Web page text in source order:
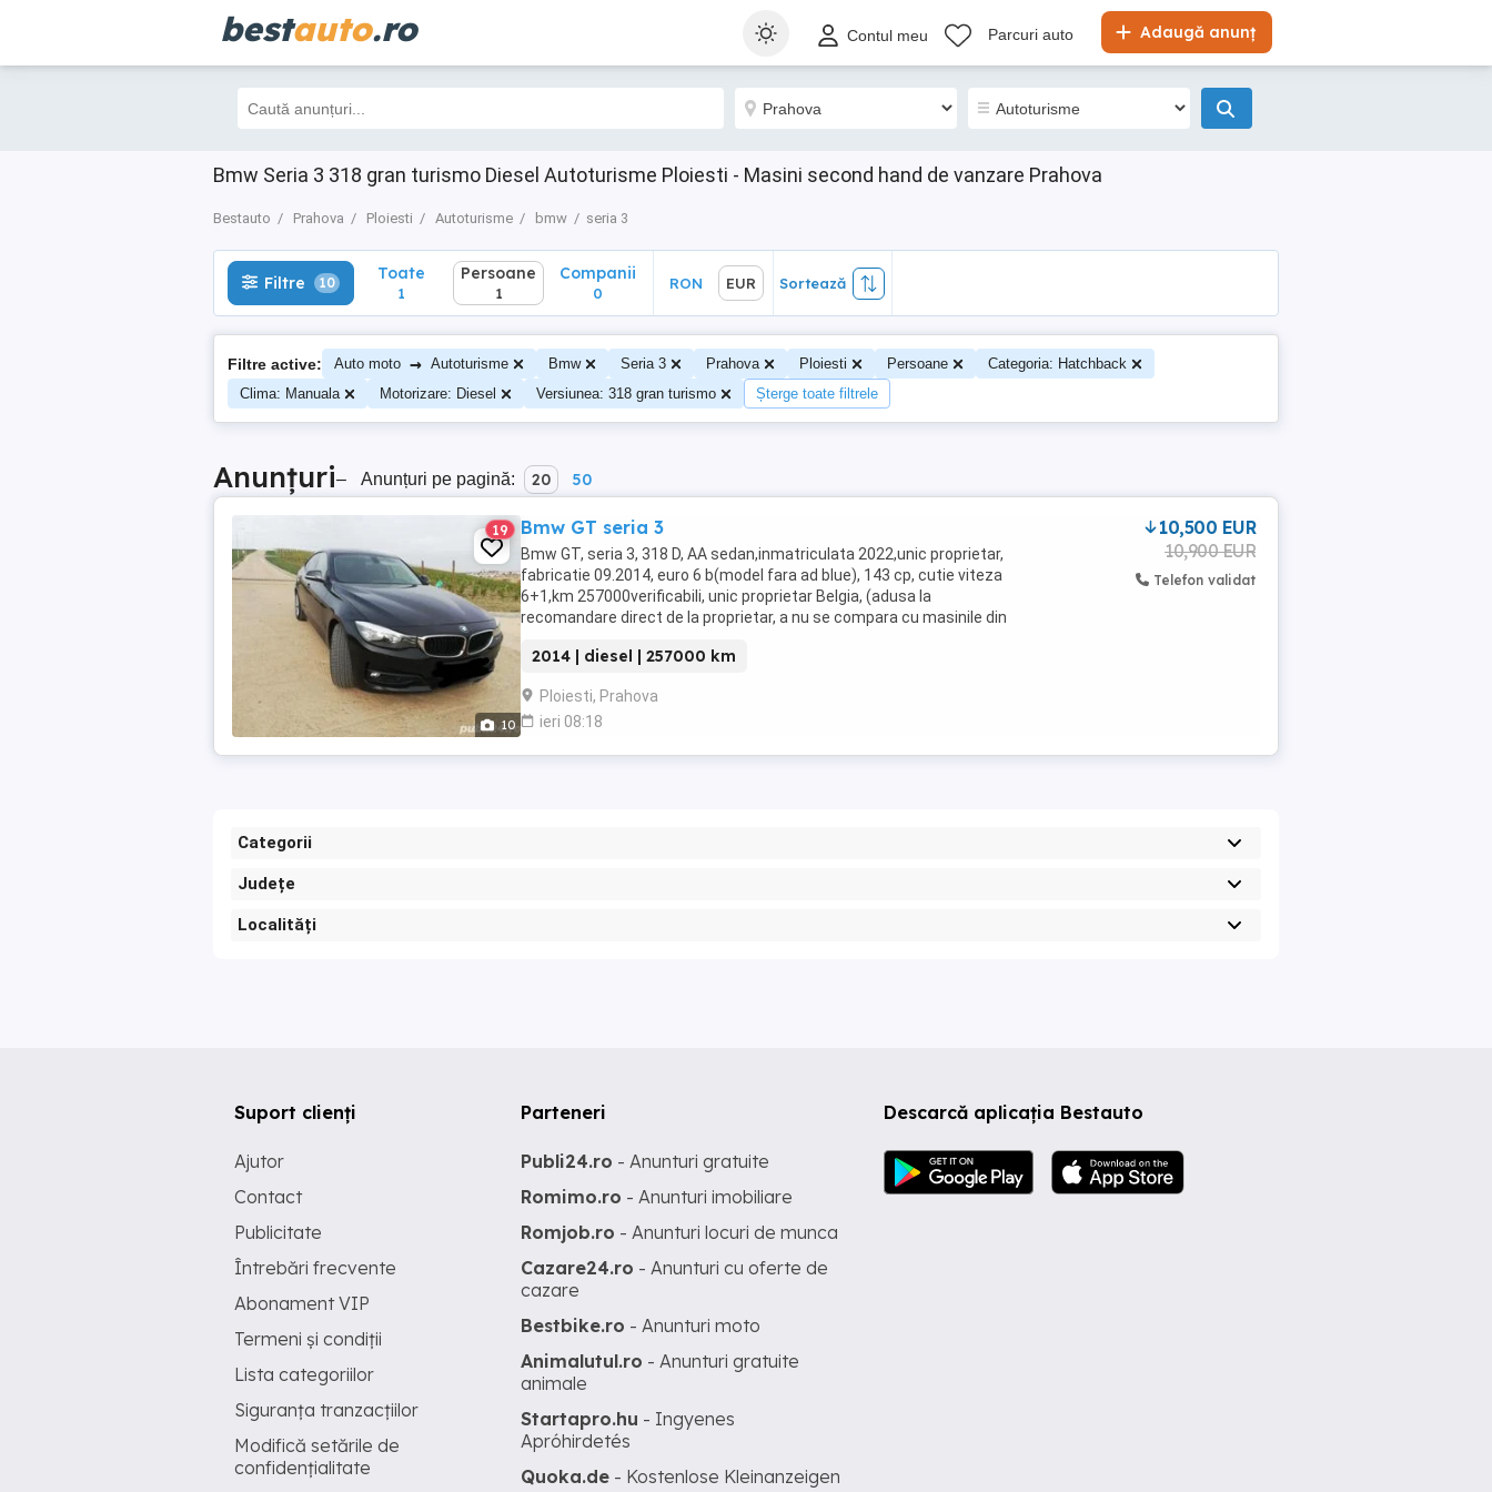
bestauto.ro Adaugă anunț
Contul meu Parcuri auto
Bmw Seria 3 318 gran turismo Diesel Autoturisme Ploiesti - Masini second hand de vanzare Prahova
Bestauto Prahova Ploiesti Autoturisme bmw seria 3
Filtre 10 Toate
1
Sortează
Filtre 10 Toate
1
Persoane
1
Companii
0
RON EUR Sortează
Filtre active: Auto moto → Autoturisme Bmw Seria 3 Prahova Ploiesti Persoane
Categoria: Hatchback
Clima: Manuala
Motorizare: Diesel Versiunea: 318 gran turismo Șterge toate filtrele
Anunțuri– Anunțuri pe pagină: 20 50
10
19 Bmw GT seria 3
Bmw GT, seria 3, 318 D, AA sedan,inmatriculata 2022,unic proprietar,
fabricatie 09.2014, euro 6 b(model fara ad blue), 143 cp, cutie viteza
6+1,km 257000verificabili, unic proprietar Belgia, (adusa la
recomandare direct de la proprietar, a nu se compara cu masinile din
2014 | diesel | 257000 km
Ploiesti, Prahova
ieri 08:18
10,500 EUR
10,900 EUR
Telefon validat
Categorii
Județe
Localități
Descarcă aplicația Bestauto
Suport clienți
Ajutor
Contact
Publicitate
Întrebări frecvente
Abonament VIP
Termeni și condiții
Lista categoriilor
Siguranța tranzacțiilor
Modifică setările de
confidențialitate
Parteneri
Publi24.ro - Anunturi gratuite
Romimo.ro - Anunturi imobiliare
Romjob.ro - Anunturi locuri de munca
Cazare24.ro - Anunturi cu oferte de
cazare
Bestbike.ro - Anunturi moto
Animalutul.ro - Anunturi gratuite
animale
Startapro.hu - Ingyenes
Apróhirdetés
Quoka.de - Kostenlose Kleinanzeigen